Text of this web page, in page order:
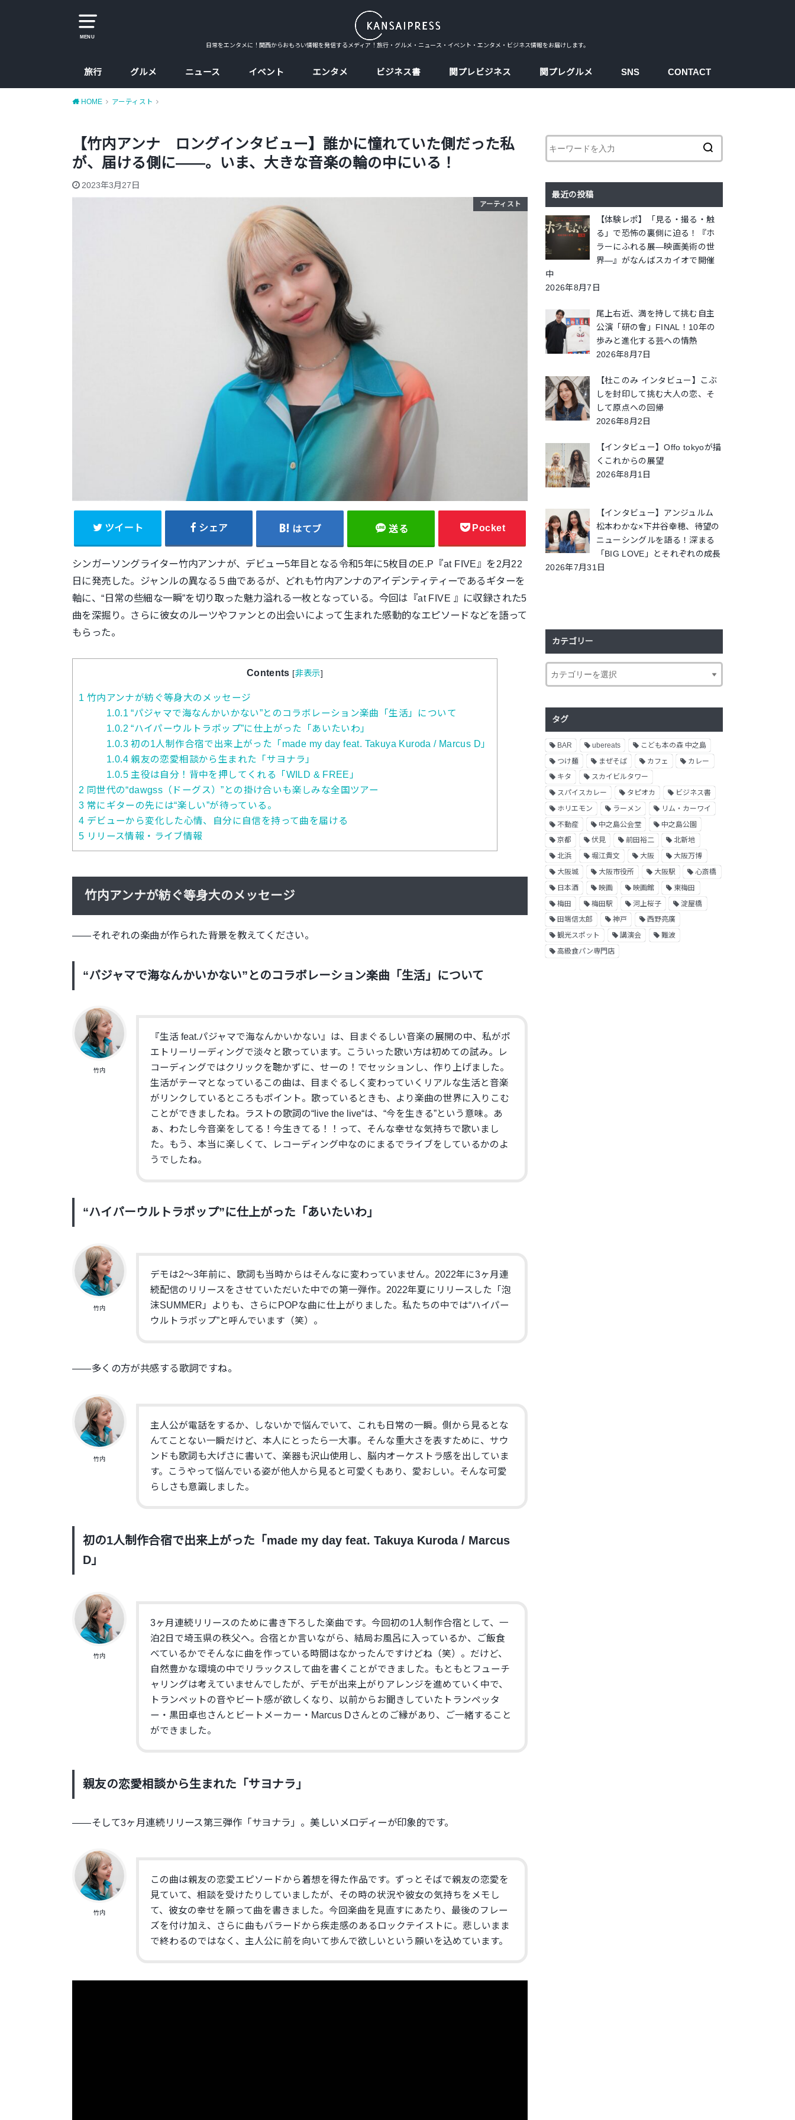
MENU
日常をエンタメに！関西からおもろい情報を発信するメディア！旅行・グルメ・ニュース・イベント・エンタメ・ビジネス情報をお届けします。
旅行
大阪
京都
兵庫
奈良
グルメ
カレー
ラーメン
カフェ
たこ焼、お好み焼
大阪コスパ飯
ニュース イベント エンタメ ビジネス書 関プレビジネス 関プレグルメ SNS CONTACT
HOME アーティスト
【竹内アンナ ロングインタビュー】誰かに憧れていた側だった私
が、届ける側に——。いま、大きな音楽の輪の中にいる！
2023年3月27日
アーティスト
ツイート シェア はてブ 送る Pocket
シンガーソングライター竹内アンナが、デビュー5年目となる令和5年に5枚目のE.P『at FIVE』を2月22
日に発売した。 ジャンルの異なる５曲であるが、どれも竹内アンナのアイデンティティーであるギターを
軸に、“日常の些細な一瞬”を切り取った魅力溢れる一枚となっている。今回は『at FIVE 』に収録された5
曲を深掘り。さらに彼女のルーツやファンとの出会いによって生まれた感動的なエピソードなどを語って
もらった。
Contents [非表示]
1 竹内アンナが紡ぐ等身大のメッセージ
1.0.1 “パジャマで海なんかいかない”とのコラボレーション楽曲「生活」について
1.0.2 “ハイパーウルトラポップ”に仕上がった「あいたいわ」
1.0.3初の1人制作合宿で出来上がった「made my day feat. Takuya Kuroda / Marcus D」
1.0.4親友の恋愛相談から生まれた「サヨナラ」
1.0.5主役は自分！背中を押してくれる「WILD & FREE」
2 同世代の“dawgss（ドーグス）”との掛け合いも楽しみな全国ツアー
3 常にギターの先には“楽しい”が待っている。
4 デビューから変化した心情、自分に自信を持って曲を届ける
5 リリース情報・ライブ情報
竹内アンナが紡ぐ等身大のメッセージ
——それぞれの楽曲が作られた背景を教えてください。
“パジャマで海なんかいかない”とのコラボレーション楽曲「生活」について
竹内
『生活 feat.パジャマで海なんかいかない』は、目まぐるしい音楽の展開の中、私がポ
エトリーリーディングで淡々と歌っています。こういった歌い方は初めての試み。レ
コーディングではクリックを聴かずに、せーの！でセッションし、作り上げました。
生活がテーマとなっているこの曲は、目まぐるしく変わっていくリアルな生活と音楽
がリンクしているところもポイント。歌っているときも、より楽曲の世界に入りこむ
ことができましたね。ラストの歌詞の“live the live“は、“今を生きる”という意味。あ
ぁ、わたし今音楽をしてる！今生きてる！！って、そんな幸せな気持ちで歌いまし
た。もう、本当に楽しくて、レコーディング中なのにまるでライブをしているかのよ
うでしたね。
“ハイパーウルトラポップ”に仕上がった「あいたいわ」
竹内
デモは2〜3年前に、歌詞も当時からはそんなに変わっていません。2022年に3ヶ月連
続配信のリリースをさせていただいた中での第一弾作。2022年夏にリリースした「泡
沫SUMMER」よりも、さらにPOPな曲に仕上がりました。私たちの中では“ハイパー
ウルトラポップ”と呼んでいます（笑）。
——多くの方が共感する歌詞ですね。
竹内
主人公が電話をするか、しないかで悩んでいて、これも日常の一瞬。側から見るとな
んてことない一瞬だけど、本人にとったら一大事。そんな重大さを表すために、サウ
ンドも歌詞も大げさに書いて、楽器も沢山使用し、脳内オーケストラ感を出していま
す。こうやって悩んでいる姿が他人から見ると可愛くもあり、愛おしい。そんな可愛
らしさも意識しました。
初の1人制作合宿で出来上がった「 made my day feat. Takuya Kuroda / Marcus
D」
竹内
3ヶ月連続リリースのために書き下ろした楽曲です。今回初の1人制作合宿として、一
泊2日で埼玉県の秩父へ。合宿とか言いながら、結局お風呂に入っているか、ご飯食
べているかでそんなに曲を作っている時間はなかったんですけどね（笑）。だけど、
自然豊かな環境の中でリラックスして曲を書くことができました。もともとフューチ
ャリングは考えていませんでしたが、デモが出来上がりアレンジを進めていく中で、
トランペットの音やビート感が欲しくなり、以前からお聞きしていたトランペッタ
ー・黒田卓也さんとビートメーカー・Marcus Dさんとのご縁があり、ご一緒すること
ができました。
親友の恋愛相談から生まれた「サヨナラ」
——そして3ヶ月連続リリース第三弾作「サヨナラ」。美しいメロディーが印象的です。
竹内
この曲は親友の恋愛エピソードから着想を得た作品です。ずっとそばで親友の恋愛を
見ていて、相談を受けたりしていましたが、その時の状況や彼女の気持ちをメモし
て、彼女の幸せを願って曲を書きました。今回楽曲を見直すにあたり、最後のフレー
ズを付け加え、さらに曲もバラードから疾走感のあるロックテイストに。悲しいまま
で終わるのではなく、主人公に前を向いて歩んで欲しいという願いを込めています。
最近の投稿
【体験レポ】「見る・撮る・触
る」で恐怖の裏側に迫る！『ホ
ラーにふれる展―映画美術の世
界―』がなんばスカイオで開催
中
2026年8月7日
尾上右近、満を持して挑む自主
公演「研の會」FINAL！10年の
歩みと進化する芸への情熱
2026年8月7日
【杜このみ インタビュー】こぶ
しを封印して挑む大人の恋、そ
して原点への回帰
2026年8月2日
【インタビュー】Offo tokyoが描
くこれからの展望
2026年8月1日
【インタビュー】アンジュルム
松本わかな×下井谷幸穂、待望の
ニューシングルを語る！深まる
「BIG LOVE」とそれぞれの成長
2026年7月31日
カテゴリー
タグ
BAR ubereats
こども本の森 中之島
つけ麺
まぜそば カフェ
カレー
キタ
スカイビルタワー
スパイスカレー
タピオカ
ビジネス書
ホリエモン
ラーメン
リム・カーワイ
不動産
中之島公会堂
中之島公園
京都
伏見 前田裕二
北新地
北浜
堀江貴文 大阪
大阪万博
大阪城
大阪市役所 大阪駅
心斎橋
日本酒
映画 映画館
東梅田
梅田
梅田駅 河上桜子
淀屋橋
田端信太郎
神戸
西野亮廣
観光スポット
講演会
難波
高級食パン専門店